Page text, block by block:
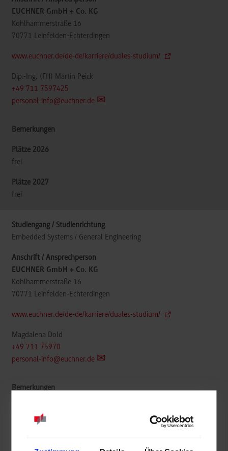
EUCHNER GmbH + Co. KG
Kohlhammerstraße 16
70771 Leinfelden-Echterdingen
www.euchner.de/de-de/karriere/duales-studium/
Dip.-Ing. (FH) Martin Peick
+49 711 7597425
personal-info@euchner.de
frei
frei
Embedded Systems / General Engineering
EUCHNER GmbH + Co. KG
Kohlhammerstraße 16
70771 Leinfelden-Echterdingen
www.euchner.de/de-de/karriere/duales-studium/
Magdalena Dold
+49 711 75970
personal-info@euchner.de